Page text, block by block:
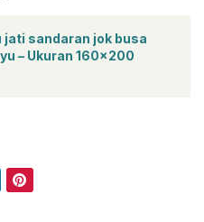
jati sandaran jok busa
– Ukuran 160×200